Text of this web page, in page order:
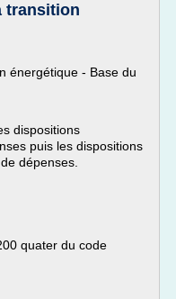
transition
énergétique - Base du
dispositions
puis les dispositions
dépenses.
quater du code